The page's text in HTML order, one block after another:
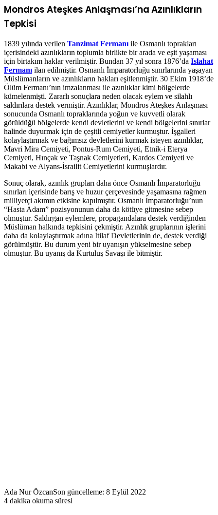
Mondros Ateşkes Anlaşması’na Azınlıkların
Tepkisi
1839 yılında verilen Tanzimat Fermanı ile Osmanlı toprakları
içerisindeki azınlıkların toplumla birlikte bir arada ve eşit yaşaması
için birtakım haklar verilmiştir. Bundan 37 yıl sonra 1876’da Islahat
Fermanı ilan edilmiştir. Osmanlı İmparatorluğu sınırlarında yaşayan
Müslümanların ve azınlıkların hakları eşitlenmiştir. 30 Ekim 1918’de
Ölüm Fermanı’nın imzalanması ile azınlıklar kimi bölgelerde
kümelenmişti. Zararlı sonuçlara neden olacak eylem ve silahlı
saldırılara destek vermiştir. Azınlıklar, Mondros Ateşkes Anlaşması
sonucunda Osmanlı topraklarında yoğun ve kuvvetli olarak
görüldüğü bölgelerde kendi devletlerini ve kendi bölgelerini sınırlar
halinde duyurmak için de çeşitli cemiyetler kurmuştur. İşgalleri
kolaylaştırmak ve bağımsız devletlerini kurmak isteyen azınlıklar,
Mavri Mira Cemiyeti, Pontus-Rum Cemiyeti, Etnik-i Eterya
Cemiyeti, Hınçak ve Taşnak Cemiyetleri, Kardos Cemiyeti ve
Makabi ve Alyans-İsrailit Cemiyetlerini kurmuşlardır.
Sonuç olarak, azınlık grupları daha önce Osmanlı İmparatorluğu
sınırları içerisinde barış ve huzur çerçevesinde yaşamasına rağmen
milliyetçi akımın etkisine kapılmıştır. Osmanlı İmparatorluğu’nun
“Hasta Adam” pozisyonunun daha da kötüye gitmesine sebep
olmuştur. Saldırgan eylemlere, propagandalara destek verdiğinden
Müslüman halkında tepkisini çekmiştir. Azınlık gruplarının işlerini
daha da kolaylaştırmak adına İtilaf Devletlerinin de, destek verdiği
görülmüştür. Bu durum yeni bir uyanışın yükselmesine sebep
olmuştur. Bu uyanış da Kurtuluş Savaşı ile bitmiştir.
Ada Nur ÖzcanSon güncelleme: 8 Eylül 2022
4 dakika okuma süresi